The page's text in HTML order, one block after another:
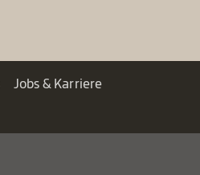
Jobs & Karriere